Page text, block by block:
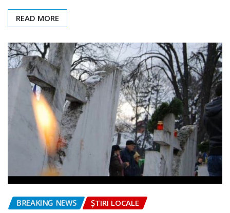
READ MORE
BREAKING NEWS ȘTIRI LOCALE